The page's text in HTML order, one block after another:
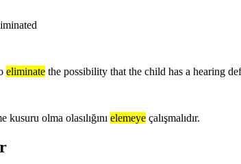
eliminate the possibility that the child has a hearing
olma olasılığını elemeye çalışmalıdır.